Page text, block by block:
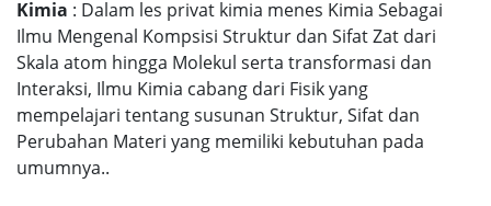
Kimia : Dalam les privat kimia menes Kimia Sebagai
Ilmu Mengenal Kompsisi Struktur dan Sifat Zat dari
Skala atom hingga Molekul serta transformasi dan
Interaksi, Ilmu Kimia cabang dari Fisik yang
mempelajari tentang susunan Struktur, Sifat dan
Perubahan Materi yang memiliki kebutuhan pada
umumnya..